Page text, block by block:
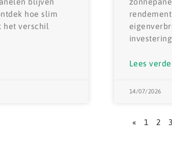
hoe slim
het verschil
Lees
14/07/2026
« 1 2 3